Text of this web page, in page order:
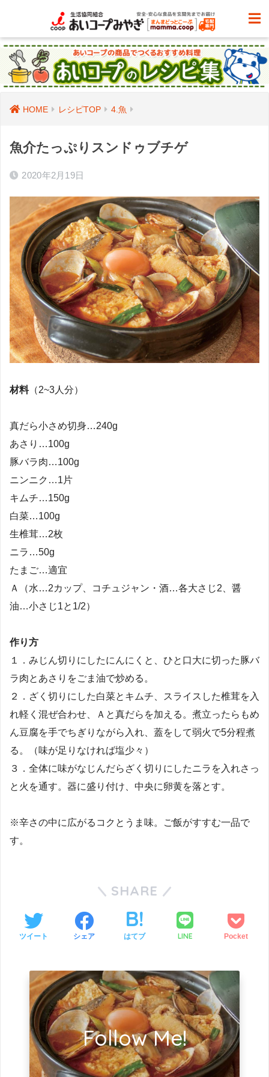
HOME レシピTOP 4.魚
魚介たっぷりスンドゥブチゲ
2020年2月19日
材料（2~3人分）
真だら小さめ切身…240g
あさり…100g
豚バラ肉…100g
ニンニク…1片
キムチ…150g
白菜…100g
生椎茸…2枚
ニラ…50g
たまご…適宜
Ａ（水…2カップ、コチュジャン・酒…各大さじ2、醤
油…小さじ1と1/2）
作り方
１．みじん切りにしたにんにくと、ひと口大に切った豚バ
ラ肉とあさりをごま油で炒める。
２．ざく切りにした白菜とキムチ、スライスした椎茸を入
れ軽く混ぜ合わせ、Ａと真だらを加える。煮立ったらもめ
ん豆腐を手でちぎりながら入れ、蓋をして弱火で5分程煮
る。（味が足りなければ塩少々）
３．全体に味がなじんだらざく切りにしたニラを入れさっ
と火を通す。器に盛り付け、中央に卵黄を落とす。
※辛さの中に広がるコクとうま味。ご飯がすすむ一品で
す。
SHARE
ツイート シェア はてブ LINE Pocket
Follow Me!